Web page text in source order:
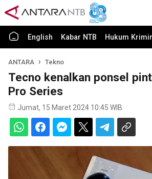
English Kabar NTB Hukum
ANTARA Tekno
Tecno kenalkan ponsel
Pro Series
Jumat, 15 Maret 2024 10:45 WIB